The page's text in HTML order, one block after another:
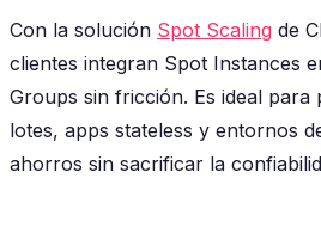
Con la solución Spot Scaling de
clientes integran Spot Instances
Groups sin fricción. Es ideal para
lotes, apps stateless y entornos
ahorros sin sacrificar la